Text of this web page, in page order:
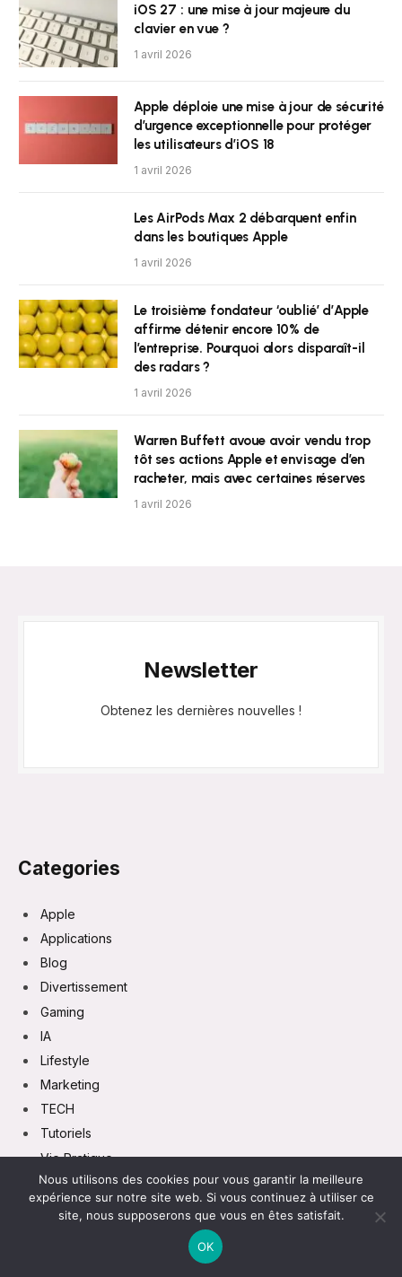
iOS 27 : une mise à jour majeure du
clavier en vue ?
1 avril 2026
Apple déploie une mise à jour de sécurité
d’urgence exceptionnelle pour protéger
les utilisateurs d’iOS 18
1 avril 2026
Les AirPods Max 2 débarquent enfin
dans les boutiques Apple
1 avril 2026
Le troisième fondateur ‘oublié’ d’Apple
affirme détenir encore 10% de
l’entreprise. Pourquoi alors disparaît-il
des radars ?
1 avril 2026
Warren Buffett avoue avoir vendu trop
tôt ses actions Apple et envisage d’en
racheter, mais avec certaines réserves
1 avril 2026
Newsletter
Obtenez les dernières nouvelles !
Categories
Apple
Applications
Blog
Divertissement
Gaming
IA
Lifestyle
Marketing
TECH
Tutoriels
Vie Pratique
Nous utilisons des cookies pour vous garantir la meilleure
expérience sur notre site web. Si vous continuez à utiliser ce
site, nous supposerons que vous en êtes satisfait.
OK